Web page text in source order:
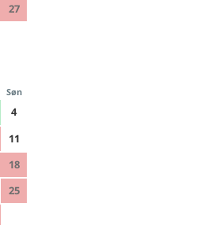
27
Søn
4
11
18
25